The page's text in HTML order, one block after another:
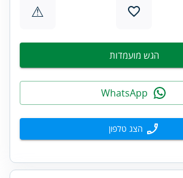
⚠
הגש מועמדות
הצג טלפון